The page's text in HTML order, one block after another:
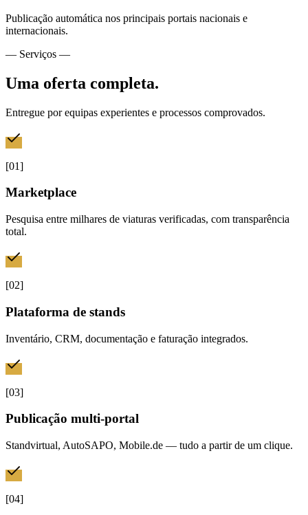
Publicação automática nos principais portais nacionais e
internacionais.
— Serviços —
Uma oferta completa.
Entregue por equipas experientes e processos comprovados.
[01]
Marketplace
Pesquisa entre milhares de viaturas verificadas, com transparência
total.
[02]
Plataforma de stands
Inventário, CRM, documentação e faturação integrados.
[03]
Publicação multi-portal
Standvirtual, AutoSAPO, Mobile.de — tudo a partir de um clique.
[04]